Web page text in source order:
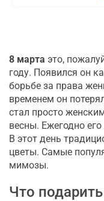
8 марта это,
году. Появился он
борьбе за права
временем он
стал просто
весны. Ежегодно
В этот день
цветы. Самые
мимозы.
Что